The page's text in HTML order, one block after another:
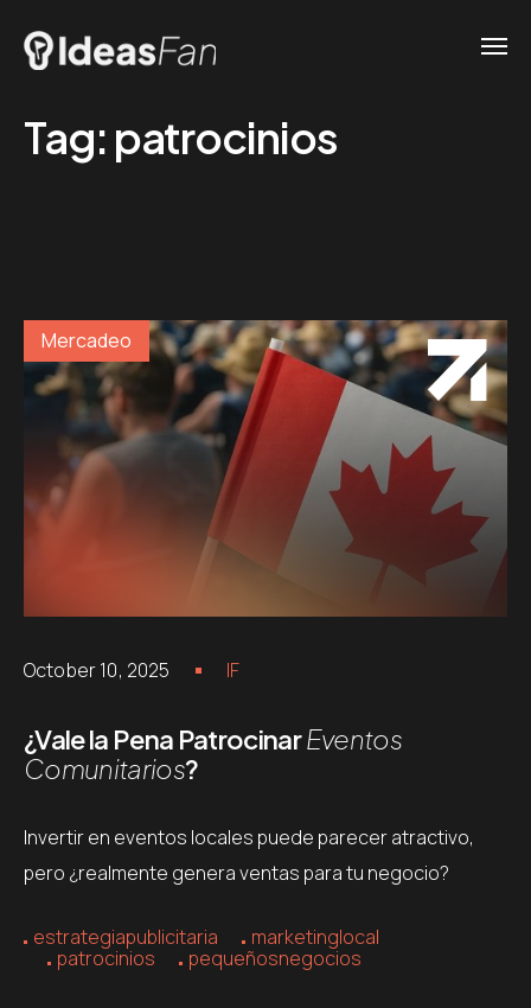
Tag: patrocinios
Mercadeo
October 10, 2025 IF
¿Vale la Pena PatrocinarEventos
Comunitarios?
Invertir en eventos locales puede parecer atractivo,
pero ¿realmente genera ventas para tu negocio?
estrategiapublicitaria
marketinglocal
patrocinios
pequeñosnegocios